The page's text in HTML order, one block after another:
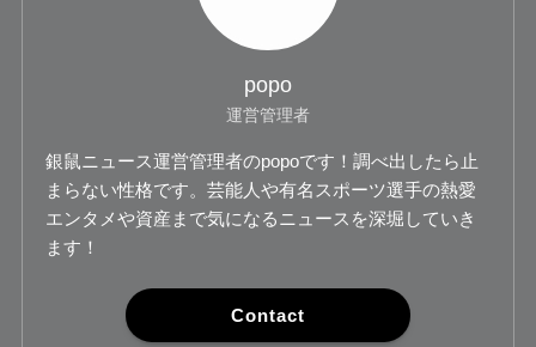
popo
運営管理者
銀鼠ニュース運営管理者のpopoです！調べ出したら止
まらない性格です。芸能人や有名スポーツ選手の熱愛
エンタメや資産まで気になるニュースを深堀していき
ます！
Contact